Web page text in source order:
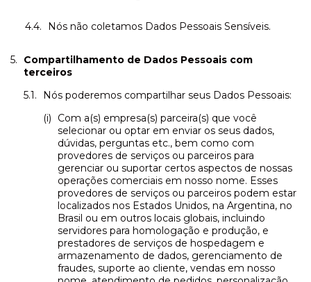
Nós não coletamos Dados Pessoais Sensíveis.
Compartilhamento de Dados Pessoais com
terceiros
Nós poderemos compartilhar seus Dados Pessoais:
Com a(s) empresa(s) parceira(s) que você
selecionar ou optar em enviar os seus dados,
dúvidas, perguntas etc., bem como com
provedores de serviços ou parceiros para
gerenciar ou suportar certos aspectos de nossas
operações comerciais em nosso nome. Esses
provedores de serviços ou parceiros podem estar
localizados nos Estados Unidos, na Argentina, no
Brasil ou em outros locais globais, incluindo
servidores para homologação e produção, e
prestadores de serviços de hospedagem e
armazenamento de dados, gerenciamento de
fraudes, suporte ao cliente, vendas em nosso